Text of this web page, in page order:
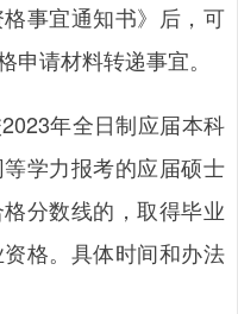
事宜通知书》后，可
请材料转递事宜。
年全日制应届本科
学力报考的应届硕士
分数线的，取得毕业
格。具体时间和办法